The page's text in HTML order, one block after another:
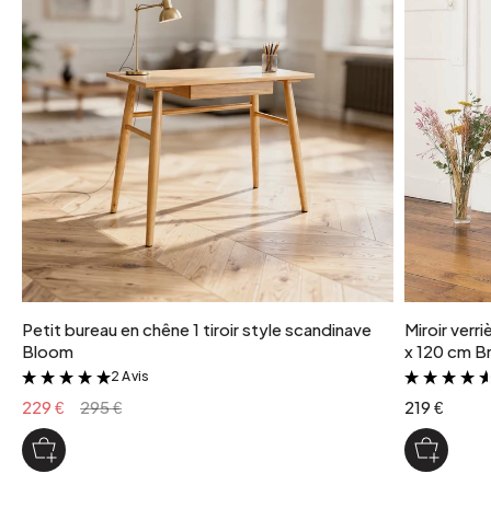
Petit bureau en chêne 1 tiroir style scandinave
Bloom
&
2 Avis
229 € 295 €
Miroir
x 120 cm
219 €